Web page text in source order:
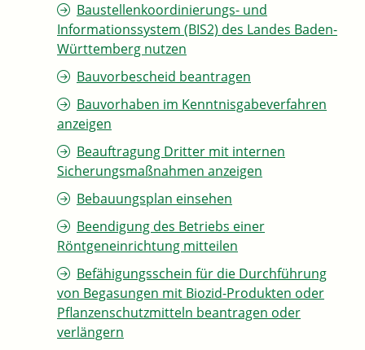
Baustellenkoordinierungs- und
Informationssystem (BIS2) des Landes Baden-
Württemberg nutzen
Bauvorbescheid beantragen
Bauvorhaben im Kenntnisgabeverfahren
anzeigen
Beauftragung Dritter mit internen
Sicherungsmaßnahmen anzeigen
Bebauungsplan einsehen
Beendigung des Betriebs einer
Röntgeneinrichtung mitteilen
Befähigungsschein für die Durchführung
von Begasungen mit Biozid-Produkten oder
Pflanzenschutzmitteln beantragen oder
verlängern